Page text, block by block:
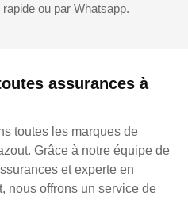
assurances à
toutes les marques de
Grâce à notre équipe de
et experte en
nous offrons un service de
ou par Whatsapp.